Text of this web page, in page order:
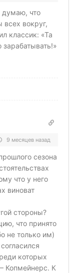
думаю, что
вокруг,
классик: «Та
9 месяцев назад
сезона
что у него
виноват
стороны?
что принято
не только им)
которых
Копмейнерс. К